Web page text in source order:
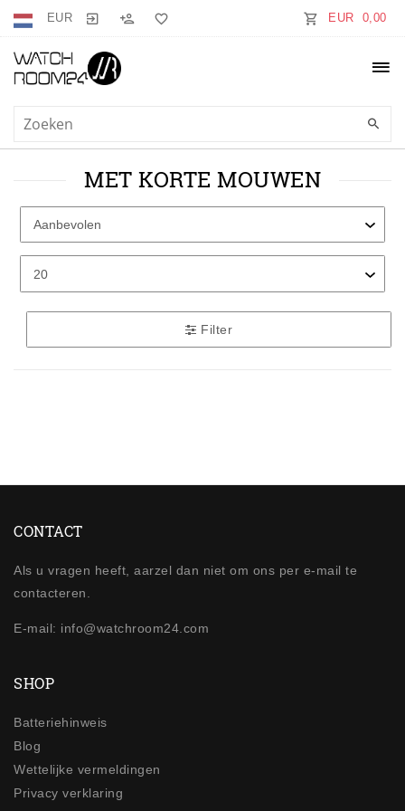
EUR EUR 0,00
MET KORTE MOUWEN
Filter
CONTACT
Als u vragen heeft, aarzel dan niet om ons per e-mail te
contacteren.
E-mail: info@watchroom24.com
SHOP
Batteriehinweis
Blog
Wettelijke vermeldingen
Privacy verklaring